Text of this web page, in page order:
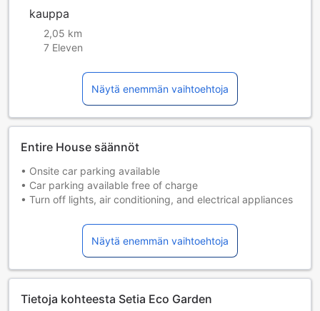
kauppa
2,05 km
7 Eleven
Näytä enemmän vaihtoehtoja
Entire House säännöt
• Onsite car parking available
• Car parking available free of charge
• Turn off lights, air conditioning, and electrical appliances
• Lock the door and close the windows when leaving the
• Be careful when using cooking appliances, heaters, or
other fire hazards.
• Additional charges may apply for any loss or damages.
Näytä enemmän vaihtoehtoja
Tietoja kohteesta Setia Eco Garden